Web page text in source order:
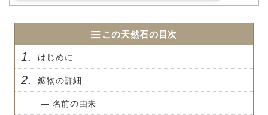
この天然石の目次
1. はじめに
2. 鉱物の詳細
— 名前の由来